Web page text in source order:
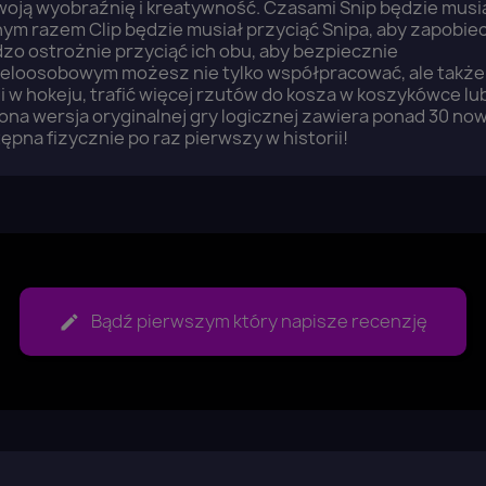
wyobraźnię i kreatywność. Czasami Snip będzie
razem Clip będzie musiał przyciąć Snipa, aby
ostrożnie przyciąć ich obu, aby bezpiecznie
możesz nie tylko współpracować, ale także
hokeju, trafić więcej rzutów do kosza w koszykówce
wersja oryginalnej gry logicznej zawiera ponad 30
fizycznie po raz pierwszy w historii!
Bądź pierwszym który napisze recenzję